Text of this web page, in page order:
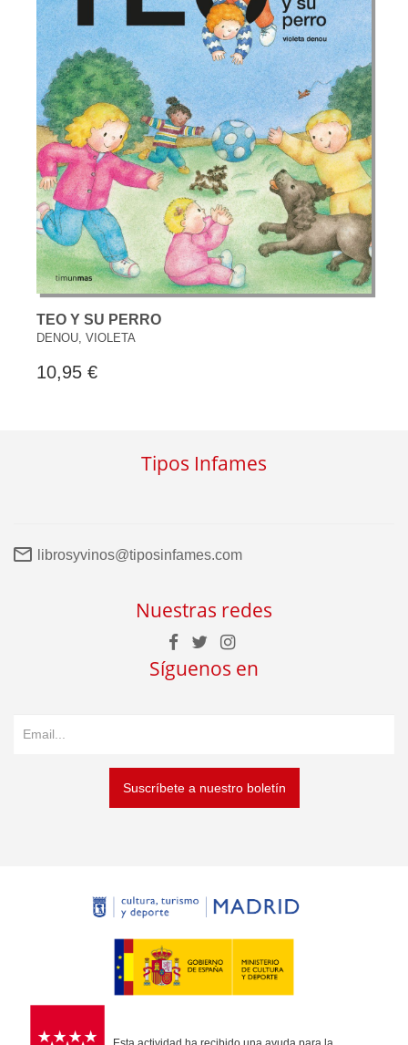
TEO Y SU PERRO
DENOU, VIOLETA
10,95 €
Tipos Infames
librosyvinos@tiposinfames.com
Nuestras redes
Síguenos en
Suscríbete a nuestro boletín